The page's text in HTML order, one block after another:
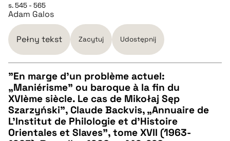
pobierz cytat
BIBTEX
pobierz cytat
s. 545 - 565
Adam Galos
Pełny tekst Zacytuj Udostępnij
CZYSTY TEKST
pobierz cytat
"En marge d'un problème actuel:
„Maniérisme” ou baroque à la fin du
XVIème siècle. Le cas de Mikołaj Sęp
Szarzyński", Claude Backvis, „Annuaire de
L'Institut de Philologie et d'Histoire
Orientales et Slaves”, tome XVII (1963-